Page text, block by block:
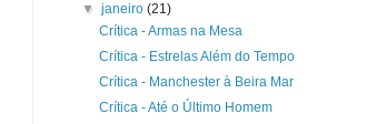
▼janeiro(21)
Crítica - Armas na Mesa
Crítica - Estrelas Além do Tempo
Crítica - Manchester à Beira Mar
Crítica - Até o Último Homem